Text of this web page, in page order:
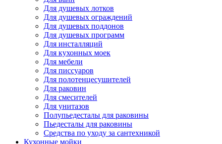
Для душевых лотков
Для душевых ограждений
Для душевых поддонов
Для душевых программ
Для инсталляций
Для кухонных моек
Для мебели
Для писсуаров
Для полотенцесушителей
Для раковин
Для смесителей
Для унитазов
Полупьедесталы для раковины
Пьедесталы для раковины
Средства по уходу за сантехникой
Кухонные мойки